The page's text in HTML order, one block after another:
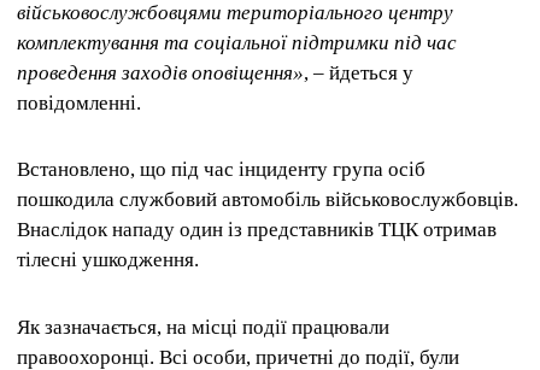
військовослужбовцями територіального центру
комплектування та соціальної підтримки під час
проведення заходів оповіщення», – йдеться у
повідомленні.
Встановлено, що під час інциденту група осіб
пошкодила службовий автомобіль військовослужбовців.
Внаслідок нападу один із представників ТЦК отримав
тілесні ушкодження.
Як зазначається, на місці події працювали
правоохоронці. Всі особи, причетні до події, були